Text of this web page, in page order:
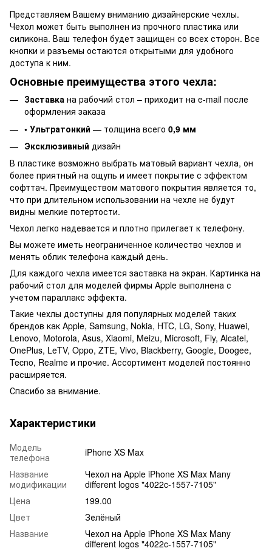
Представляем Вашему вниманию дизайнерские чехлы.
Чехол может быть выполнен из прочного пластика или
силикона. Ваш телефон будет защищен со всех сторон. Все
кнопки и разъемы остаются открытыми для удобного
доступа к ним.
Основные преимущества этого чехла:
Заставка на рабочий стол – приходит на e-mail после
оформления заказа
• Ультратонкий — толщина всего 0,9 мм
Эксклюзивный дизайн
В пластике возможно выбрать матовый вариант чехла, он
более приятный на ощупь и имеет покрытие с эффектом
софттач. Преимуществом матового покрытия является то,
что при длительном использовании на чехле не будут
видны мелкие потертости.
Чехол легко надевается и плотно прилегает к телефону.
Вы можете иметь неограниченное количество чехлов и
менять облик телефона каждый день.
Для каждого чехла имеется заставка на экран. Картинка на
рабочий стол для моделей фирмы Apple выполнена с
учетом параллакс эффекта.
Такие чехлы доступны для популярных моделей таких
брендов как Apple, Samsung, Nokia, HTC, LG, Sony, Huawei,
Lenovo, Motorola, Asus, Xiaomi, Meizu, Microsoft, Fly, Alcatel,
OnePlus, LeTV, Oppo, ZTE, Vivo, Blackberry, Google, Doogee,
Tecno, Realme и прочие. Ассортимент моделей постоянно
расширяется.
Спасибо за внимание.
Характеристики
Модель
телефона
iPhone XS Max
Название
модификации
Чехол на Apple iPhone XS Max Many
different logos "4022c-1557-7105"
Цена
199.00
Цвет
Зелёный
Название
Чехол на Apple iPhone XS Max Many
different logos "4022c-1557-7105"